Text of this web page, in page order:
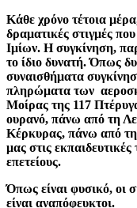
Κάθε χρόνο τέτοια
δραματικές στιγμές
Ιμίων. Η συγκίνηση,
το ίδιο δυνατή. Όπως
συναισθήματα
πληρώματα των
Μοίρας της 117
ουρανό, πάνω από τη
Κέρκυρας, πάνω από
μας στις εκπαιδευτικές
επετείους.
Όπως είναι φυσικό, οι
είναι αναπόφευκτοι.